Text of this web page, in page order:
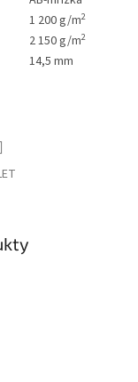
1 200 g/m2
2 150 g/m2
14,5 mm